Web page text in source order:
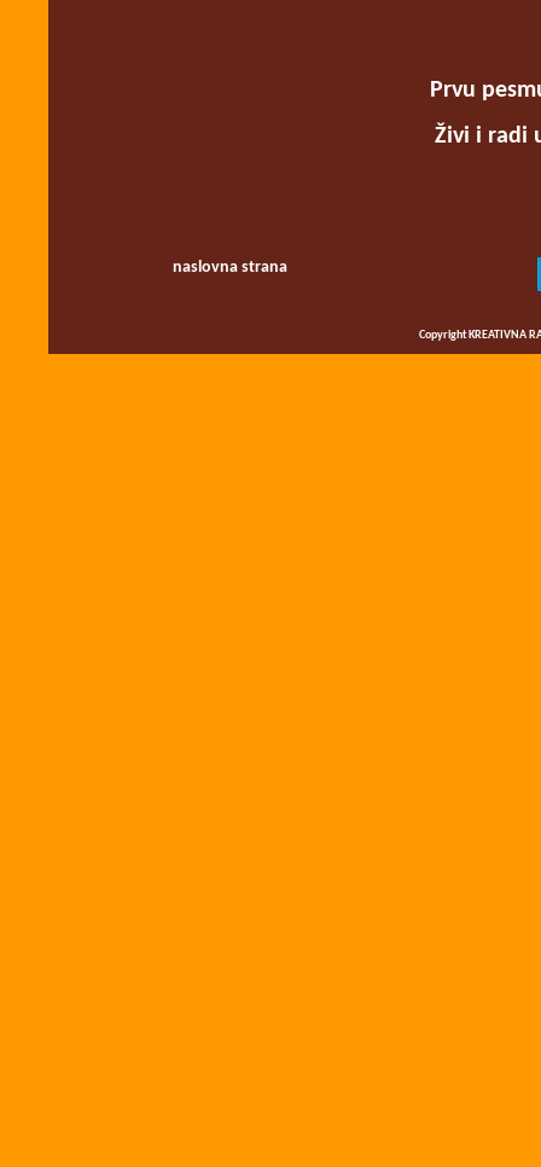
Prvu
Živi i radi
naslovna strana
Copyright KREATIVNA